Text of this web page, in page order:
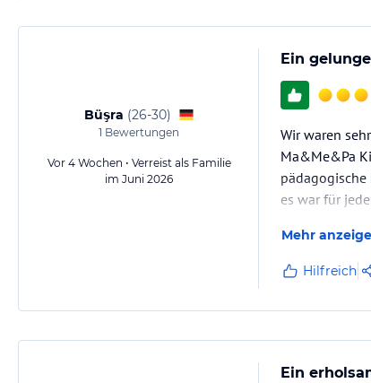
Büşra (26-30)
1 Bewertungen
Vor 4 Wochen • Verreist als Familie
im Juni 2026
Ein
Wir waren
Ma&Me&Pa
pädagogische
es war für
Mehr
Hilfreich
Ein